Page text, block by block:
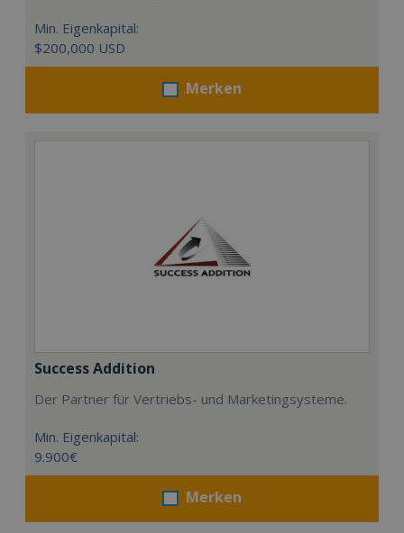
Min. Eigenkapital:
$200,000 USD
Merken
Success Addition
Der Partner für Vertriebs- und Marketingsysteme.
Min. Eigenkapital:
9.900€
Merken